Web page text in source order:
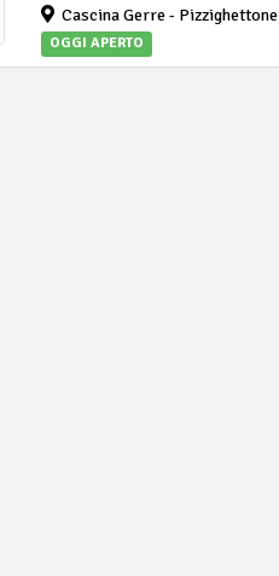
Cascina Gerre - Pizzighettone
OGGI APERTO